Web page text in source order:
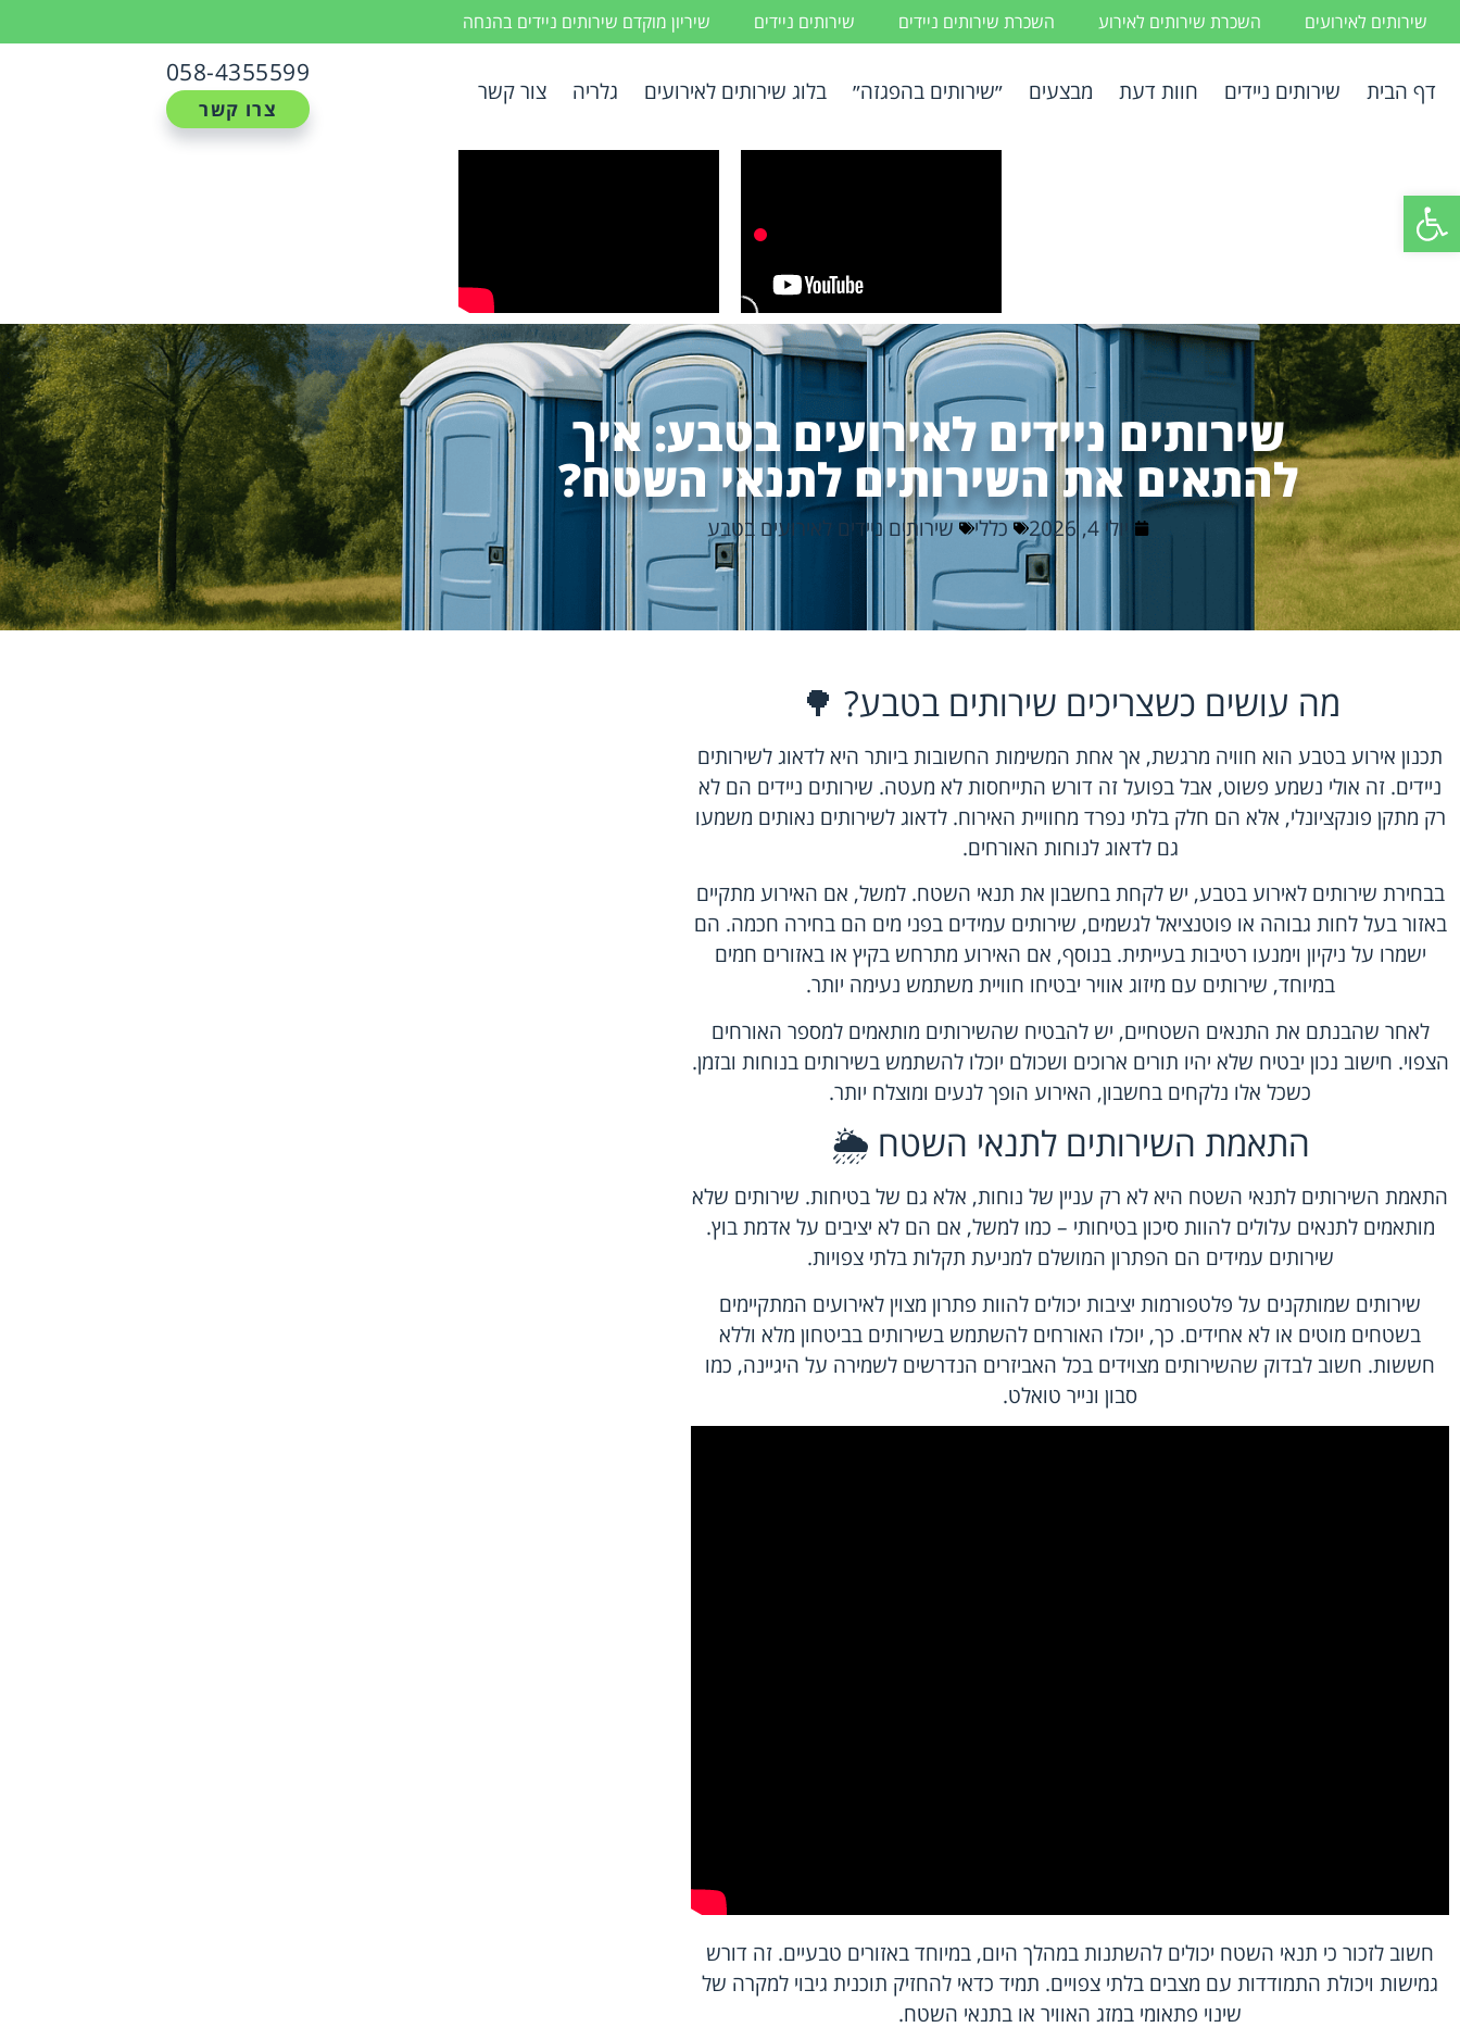
פתח סרגל נגישות
שירותים לאירועים השכרת שירותים לאירוע השכרת שירותים ניידים שירותים ניידים שיריון מוקדם שירותים ניידים בהנחה
דף הבית שירותים ניידים חוות דעת מבצעים ״שירותים בהפגזה״ בלוג שירותים לאירועים גלריה צור קשר
058-4355599
צרו קשר
שירותים ניידים לאירועים בטבע: איך
להתאים את השירותים לתנאי השטח?
יולי 4, 2026 כללי שירותים ניידים לאירועים בטבע
מה עושים כשצריכים שירותים בטבע? 🌳
תכנון אירוע בטבע הוא חוויה מרגשת, אך אחת המשימות החשובות ביותר היא לדאוג לשירותים
ניידים. זה אולי נשמע פשוט, אבל בפועל זה דורש התייחסות לא מעטה. שירותים ניידים הם לא
רק מתקן פונקציונלי, אלא הם חלק בלתי נפרד מחוויית האירוח. לדאוג לשירותים נאותים משמעו
גם לדאוג לנוחות האורחים.
בבחירת שירותים לאירוע בטבע, יש לקחת בחשבון את תנאי השטח. למשל, אם האירוע מתקיים
באזור בעל לחות גבוהה או פוטנציאל לגשמים, שירותים עמידים בפני מים הם בחירה חכמה. הם
ישמרו על ניקיון וימנעו רטיבות בעייתית. בנוסף, אם האירוע מתרחש בקיץ או באזורים חמים
במיוחד, שירותים עם מיזוג אוויר יבטיחו חוויית משתמש נעימה יותר.
לאחר שהבנתם את התנאים השטחיים, יש להבטיח שהשירותים מותאמים למספר האורחים
הצפוי. חישוב נכון יבטיח שלא יהיו תורים ארוכים ושכולם יוכלו להשתמש בשירותים בנוחות ובזמן.
כשכל אלו נלקחים בחשבון, האירוע הופך לנעים ומוצלח יותר.
התאמת השירותים לתנאי השטח 🌦️
התאמת השירותים לתנאי השטח היא לא רק עניין של נוחות, אלא גם של בטיחות. שירותים שלא
מותאמים לתנאים עלולים להוות סיכון בטיחותי – כמו למשל, אם הם לא יציבים על אדמת בוץ.
שירותים עמידים הם הפתרון המושלם למניעת תקלות בלתי צפויות.
שירותים שמותקנים על פלטפורמות יציבות יכולים להוות פתרון מצוין לאירועים המתקיימים
בשטחים מוטים או לא אחידים. כך, יוכלו האורחים להשתמש בשירותים בביטחון מלא וללא
חששות. חשוב לבדוק שהשירותים מצוידים בכל האביזרים הנדרשים לשמירה על היגיינה, כמו
סבון ונייר טואלט.
חשוב לזכור כי תנאי השטח יכולים להשתנות במהלך היום, במיוחד באזורים טבעיים. זה דורש
גמישות ויכולת התמודדות עם מצבים בלתי צפויים. תמיד כדאי להחזיק תוכנית גיבוי למקרה של
שינוי פתאומי במזג האוויר או בתנאי השטח.